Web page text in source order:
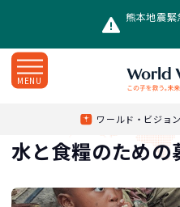
熊本地震緊
MENU
ワールド・ビジョ
支援・参加方法 水と食糧の
水と食糧のための